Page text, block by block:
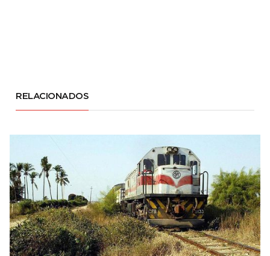
RELACIONADOS